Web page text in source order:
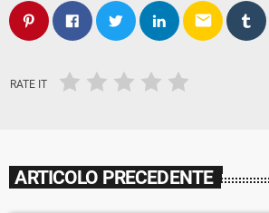
email
RATE IT
ARTICOLO PRECEDENTE